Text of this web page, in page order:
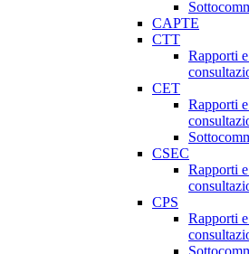
CAPTE
CTT
Rapporti
CET
Rapporti
CSEC
Rapporti
CPS
Rapporti